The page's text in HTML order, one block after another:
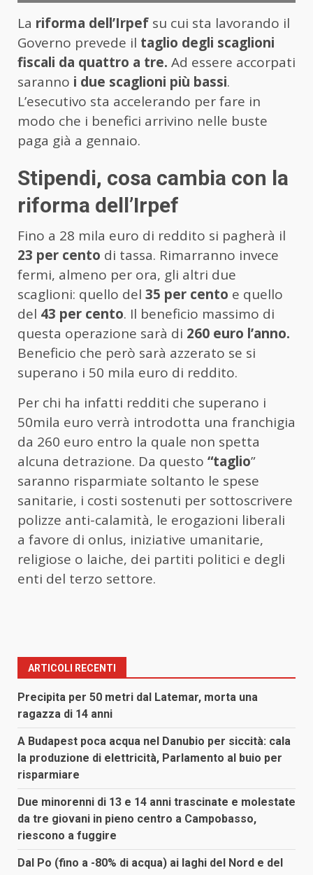
La riforma dell’Irpef su cui sta lavorando il
Governo prevede il taglio degli scaglioni
fiscali da quattro a tre. Ad essere accorpati
saranno i due scaglioni più bassi.
L’esecutivo sta accelerando per fare in
modo che i benefici arrivino nelle buste
paga già a gennaio.
Stipendi, cosa cambia con la
riforma dell’Irpef
Fino a 28 mila euro di reddito si pagherà il
23 per cento di tassa. Rimarranno invece
fermi, almeno per ora, gli altri due
scaglioni: quello del 35 per cento e quello
del 43 per cento. Il beneficio massimo di
questa operazione sarà di 260 euro l’anno.
Beneficio che però sarà azzerato se si
superano i 50 mila euro di reddito.
Per chi ha infatti redditi che superano i
50mila euro verrà introdotta una franchigia
da 260 euro entro la quale non spetta
alcuna detrazione. Da questo “taglio”
saranno risparmiate soltanto le spese
sanitarie, i costi sostenuti per sottoscrivere
polizze anti-calamità, le erogazioni liberali
a favore di onlus, iniziative umanitarie,
religiose o laiche, dei partiti politici e degli
enti del terzo settore.
ARTICOLI RECENTI
Precipita per 50 metri dal Latemar, morta una
ragazza di 14 anni
A Budapest poca acqua nel Danubio per siccità: cala
la produzione di elettricità, Parlamento al buio per
risparmiare
Due minorenni di 13 e 14 anni trascinate e molestate
da tre giovani in pieno centro a Campobasso,
riescono a fuggire
Dal Po (fino a -80% di acqua) ai laghi del Nord e del